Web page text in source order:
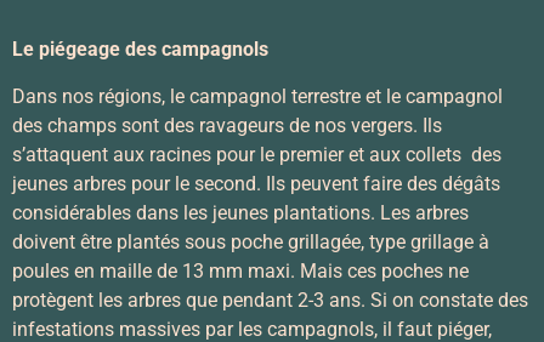
Le piégeage des campagnols
Dans nos régions, le campagnol terrestre et le campagnol
des champs sont des ravageurs de nos vergers. Ils
s’attaquent aux racines pour le premier et aux collets des
jeunes arbres pour le second. Ils peuvent faire des dégâts
considérables dans les jeunes plantations. Les arbres
doivent être plantés sous poche grillagée, type grillage à
poules en maille de 13 mm maxi. Mais ces poches ne
protègent les arbres que pendant 2-3 ans. Si on constate des
infestations massives par les campagnols, il faut piéger,